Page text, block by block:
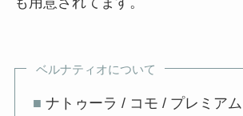
ベルナティオについて
■ ナトゥーラ / コモ / プレミアム